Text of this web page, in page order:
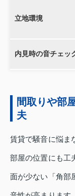
立地環境
内見時の音チェッ
間取りや部
夫
賃貸で騒音に悩ま
部屋の位置にも工
面が少ない「角部